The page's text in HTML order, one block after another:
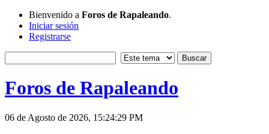
Bienvenido a Foros de Rapaleando.
Iniciar sesión
Registrarse
Foros de Rapaleando
06 de Agosto de 2026, 15:24:29 PM